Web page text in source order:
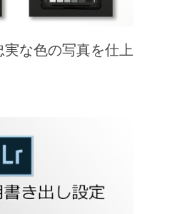
な色の写真を仕上